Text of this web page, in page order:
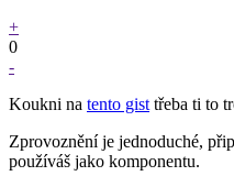
+
0
-
Koukni na tento gist třeba ti to
Zprovoznění je jednoduché,
používáš jako komponentu.